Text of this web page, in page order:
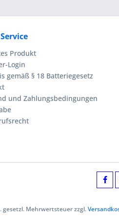
Produkt
Login
gemäß § 18 Batteriegesetz
und Zahlungsbedingungen
gesetzl. Mehrwertsteuer zzgl.